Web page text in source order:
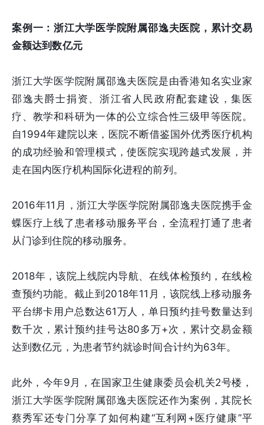
案例一：浙江大学医学院附属邵逸夫医院，累计交易
金额达到数亿元
浙江大学医学院附属邵逸夫医院是由香港知名实业家
邵逸夫爵士捐资、浙江省人民政府配套建设，集医
疗、教学和科研为一体的公立综合性三级甲等医院。
自1994年建院以来，医院不断借鉴国外优秀医疗机构
的成功经验和管理模式，使医院实现跨越式发展，并
走在国内医疗机构国际化进程的前列。
2016年11月，浙江大学医学院附属邵逸夫医院携手金
蝶医疗上线了患者移动服务平台，全流程打通了患者
从门诊到住院的移动服务。
2018年，该院上线院内导航、在线体检预约，在线检
查预约功能。截止到2018年11月，该院线上移动服务
平台绑卡用户总数达61万人，单日预约挂号数量达到
数千次，累计预约挂号达80多万+次，累计交易金额
达到数亿元，为患者节约就诊时间合计约为63年。
此外，今年9月，在国家卫生健康委员会机关2号楼，
浙江大学医学院附属邵逸夫医院还作为案例，其院长
蔡秀军还专门分享了如何构建“互利网+医疗健康”平